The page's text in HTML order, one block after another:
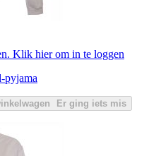
Klik hier om in te loggen
pyjama
Er ging iets mis